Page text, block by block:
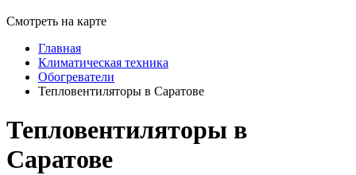
Смотреть на карте
Главная
Климатическая техника
Обогреватели
Тепловентиляторы в Саратове
Тепловентиляторы в
Саратове